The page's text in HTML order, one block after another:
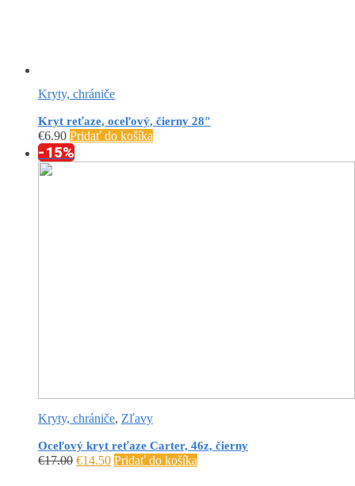
Kryty, chrániče
Kryt reťaze, oceľový, čierny 28″
€6.90 Pridať do košíka
-15%
Kryty, chrániče, Zľavy
Oceľový kryt reťaze Carter, 46z, čierny
€17.00 €14.50 Pridať do košíka